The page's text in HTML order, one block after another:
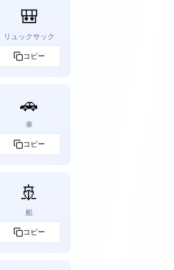
🎒
リュックサック
コピー
🚗
車
コピー
🚢
船
コピー